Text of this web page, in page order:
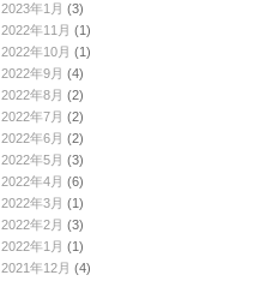
2023年1月 (3)
2022年11月 (1)
2022年10月 (1)
2022年9月 (4)
2022年8月 (2)
2022年7月 (2)
2022年6月 (2)
2022年5月 (3)
2022年4月 (6)
2022年3月 (1)
2022年2月 (3)
2022年1月 (1)
2021年12月 (4)